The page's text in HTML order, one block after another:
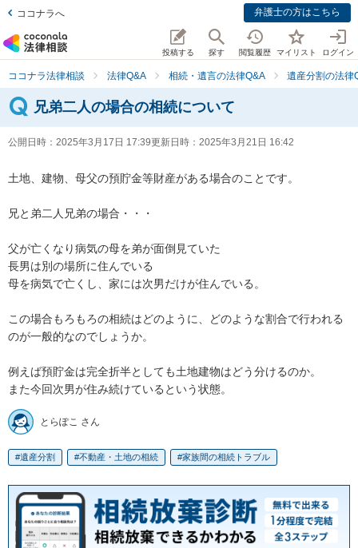
ココナラへ 弁護士の方はこちら
投稿する 探す 閲覧履歴 マイリスト ログイン
ココナラ法律相談 法律Q&A 相続・遺言の法律Q&A 遺産分割の法律
兄弟二人の場合の相続について
公開日時： 2025年3月17日 17:39更新日時： 2025年3月21日 16:42
土地、建物、母父の預貯金等財産がある場合のことです。
兄と弟二人兄弟の場合・・・
父が亡くなり病気の母を弟が面倒見ていた
長男は別の場所に住んでいる
母を病気で亡くし、家には次男だけが住んでいる。
この場合もろもろの相続はどのように、どのような割合で行われる
のが一般的なのでしょうか。
例えば預貯金は完全折半としても土地建物はどう分けるのか。
また今回次男が住み続けているという状態。
とらぽこ さん
遺産分割 不動産・土地の相続 家族間の相続トラブル